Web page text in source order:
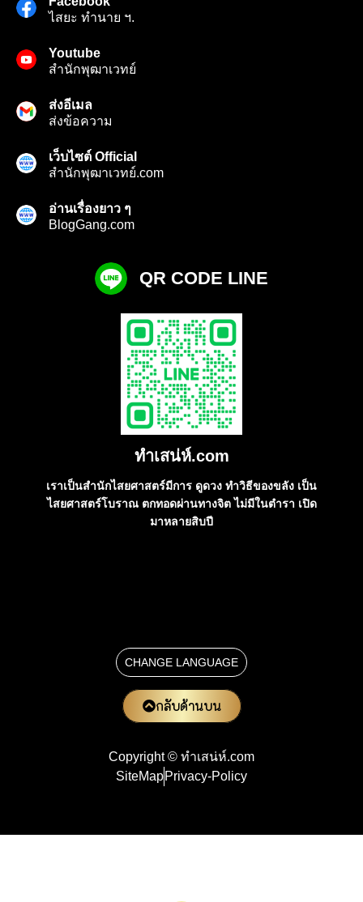
ไสยะ ทำนาย ฯ.
Youtube
สํานักพุฒาเวทย์
ส่งอีเมล
ส่งข้อความ
เว็บไซต์ Official
สำนักพุฒาเวทย์.com
อ่านเรื่องยาว ๆ
BlogGang.com
QR CODE LINE
ทําเสน่ห์.com
เราเป็นสำนักไสยศาสตร์มีการ ดูดวง ทำวิธีของขลัง เป็น
ไสยศาสตร์โบราณ ตกทอดผ่านทางจิต ไม่มีในตำรา เปิด
มาหลายสิบปี
Copyright © ทําเสน่ห์.com
SiteMapPrivacy-Policy
CHANGE LANGUAGE
กลับด้านบน